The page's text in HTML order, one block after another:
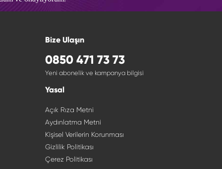
Bize Ulaşın
0850 471 73 73
Yeni abonelik ve kampanya bilgisi
Yasal
Açık Rıza Metni
Aydınlatma Metni
Kişisel Verilerin Korunması
Gizlilik Politikası
Çerez Politikası